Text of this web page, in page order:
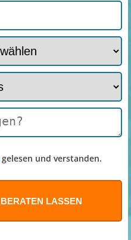
gelesen und verstanden.